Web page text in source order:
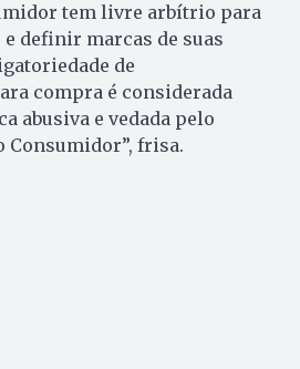
tem livre arbítrio para
definir marcas de suas
de
compra é considerada
abusiva e vedada pelo
Consumidor”, frisa.